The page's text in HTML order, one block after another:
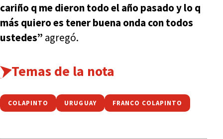
cariño q me dieron todo el año pasado y lo q
más quiero es tener buena onda con todos
ustedes” agregó.
Temas de la nota
COLAPINTO URUGUAY FRANCO COLAPINTO